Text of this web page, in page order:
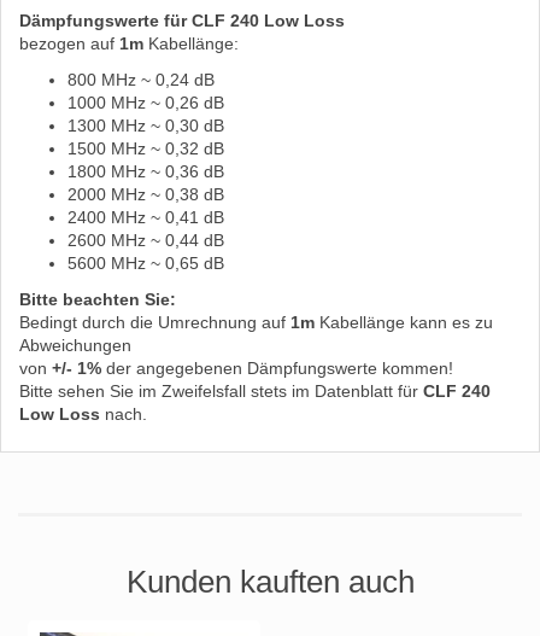
Dämpfungswerte für CLF 240 Low Loss
bezogen auf 1m Kabellänge:
800 MHz ~ 0,24 dB
1000 MHz ~ 0,26 dB
1300 MHz ~ 0,30 dB
1500 MHz ~ 0,32 dB
1800 MHz ~ 0,36 dB
2000 MHz ~ 0,38 dB
2400 MHz ~ 0,41 dB
2600 MHz ~ 0,44 dB
5600 MHz ~ 0,65 dB
Bitte beachten Sie:
Bedingt durch die Umrechnung auf 1m Kabellänge kann es zu
Abweichungen
von +/- 1% der angegebenen Dämpfungswerte kommen!
Bitte sehen Sie im Zweifelsfall stets im Datenblatt für CLF 240
Low Loss nach.
Kunden kauften auch